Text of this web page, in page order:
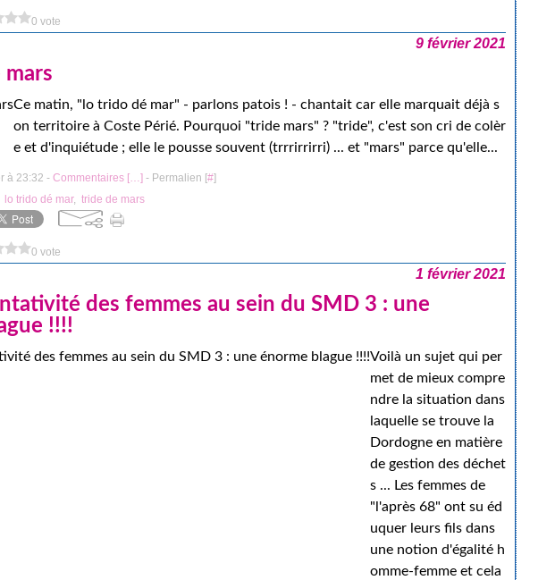
0 vote
9 février 2021
mars
Ce matin, "lo trido dé mar" - parlons patois ! - chantait car elle marquait déjà s
on territoire à Coste Périé. Pourquoi "tride mars" ? "tride", c'est son cri de colèr
e et d'inquiétude ; elle le pousse souvent (trrrirrirri) ... et "mars" parce qu'elle...
à 23:32 - Commentaires […] - Permalien [#]
lo trido dé mar, tride de mars
0 vote
1 février 2021
des femmes au sein du SMD 3 : une
!!!!
Voilà un sujet qui per
met de mieux compre
ndre la situation dans
laquelle se trouve la
Dordogne en matière
de gestion des déchet
s ... Les femmes de
"l'après 68" ont su éd
uquer leurs fils dans
une notion d'égalité h
omme-femme et cela